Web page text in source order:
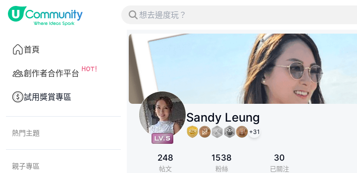
首頁
創作者合作平台
試用獎賞專區
熱門主題
親子專區
Sandy Leung
+31
248
帖文
1538
粉絲
30
已關注